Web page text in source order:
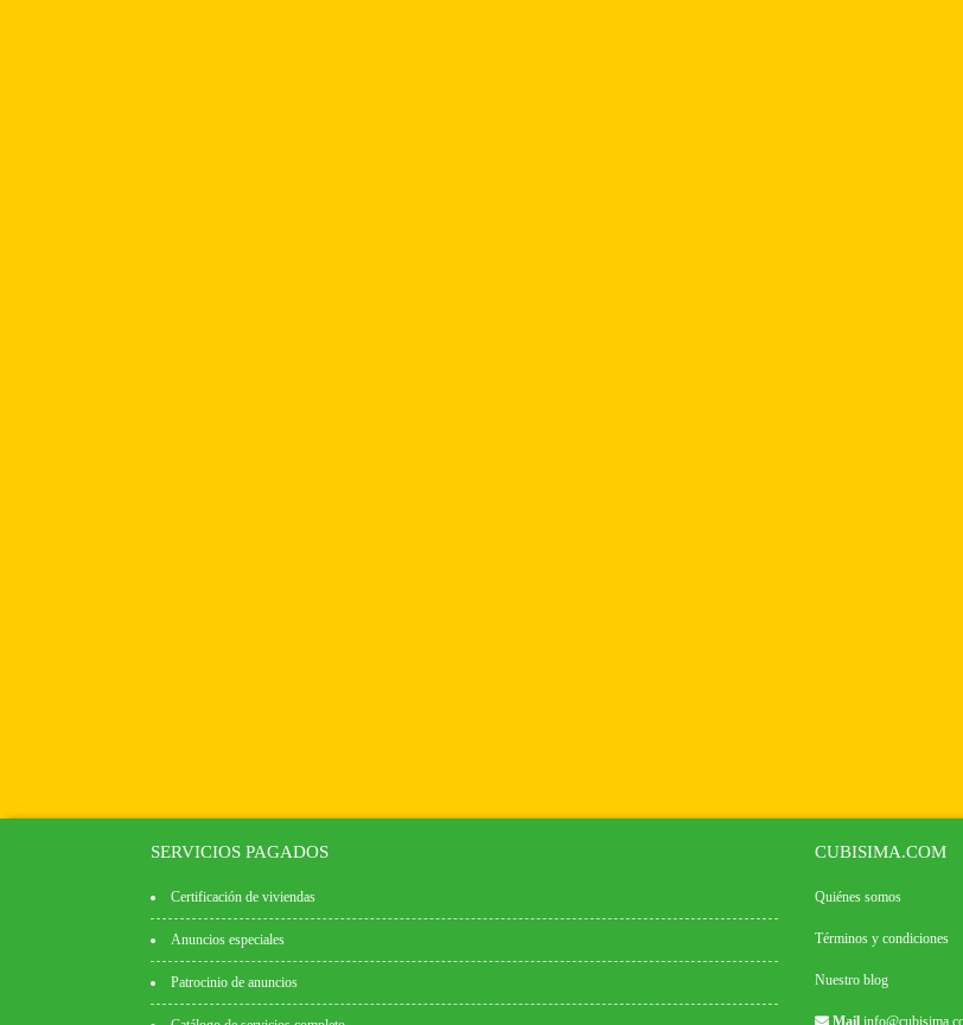
SERVICIOS PAGADOS
Certificación de viviendas
Anuncios especiales
Patrocinio de anuncios
CUBISIMA.COM
Quiénes somos
Términos y condiciones
Nuestro blog
Mail